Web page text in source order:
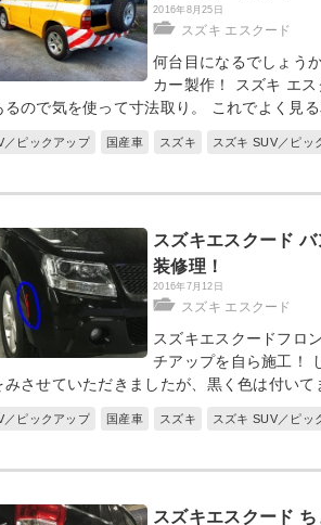
2016年8月25日
スズキ エスクード
何台目になるでしょう
カー製作！ スズキ エ
るので気を使って寸法取り。 これでよく見
／ピックアップ 国産車 スズキ スズキ SUV／ピッ
スズキエスクード
装修理！
2016年7月12日
スズキ エスクード
スズキエスクードフロ
チアップを自ら施工！
みさせていただきましたが、黒く色は付いて
／ピックアップ 国産車 スズキ スズキ SUV／ピッ
スズキエスクード